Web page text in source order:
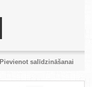
Pievienot salīdzināšanai